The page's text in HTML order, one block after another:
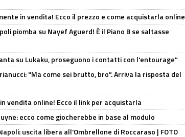
in vendita! Ecco il prezzo e come acquistarla online
piomba su Nayef Aguerd! È il Piano B se saltasse
su Lukaku, proseguono i contatti con l'entourage"
"Ma come sei brutto, bro". Arriva la risposta del
vendita online! Ecco il link per acquistarla
ecco come giocherebbe in base al modulo
uscita libera all'Ombrellone di Roccaraso | FOTO